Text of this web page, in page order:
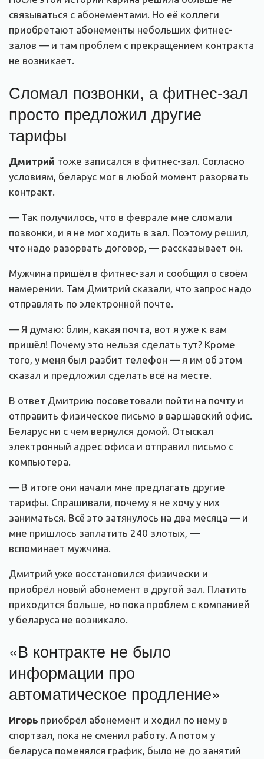
связываться с абонементами. Но её коллеги
приобретают абонементы небольших фитнес-
залов — и там проблем с прекращением контракта
не возникает.
Сломал позвонки, а фитнес-зал
просто предложил другие
тарифы
Дмитрий тоже записался в фитнес-зал. Согласно
условиям, беларус мог в любой момент разорвать
контракт.
— Так получилось, что в феврале мне сломали
позвонки, и я не мог ходить в зал. Поэтому решил,
что надо разорвать договор, — рассказывает он.
Мужчина пришёл в фитнес-зал и сообщил о своём
намерении. Там Дмитрий сказали, что запрос надо
отправлять по электронной почте.
— Я думаю: блин, какая почта, вот я уже к вам
пришёл! Почему это нельзя сделать тут? Кроме
того, у меня был разбит телефон — я им об этом
сказал и предложил сделать всё на месте.
В ответ Дмитрию посоветовали пойти на почту и
отправить физическое письмо в варшавский офис.
Беларус ни с чем вернулся домой. Отыскал
электронный адрес офиса и отправил письмо с
компьютера.
— В итоге они начали мне предлагать другие
тарифы. Спрашивали, почему я не хочу у них
заниматься. Всё это затянулось на два месяца — и
мне пришлось заплатить 240 злотых, —
вспоминает мужчина.
Дмитрий уже восстановился физически и
приобрёл новый абонемент в другой зал. Платить
приходится больше, но пока проблем с компанией
у беларуса не возникало.
«В контракте не было
информации про
автоматическое продление»
Игорь приобрёл абонемент и ходил по нему в
спортзал, пока не сменил работу. А потом у
беларуса поменялся график, было не до занятий